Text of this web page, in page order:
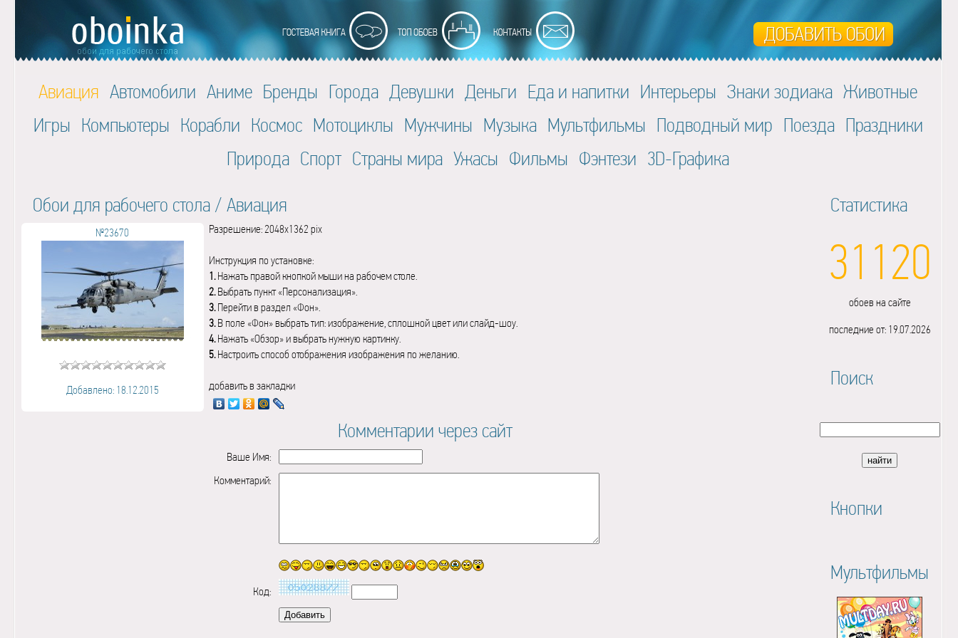
Авиация Автомобили Аниме Бренды Города Девушки Деньги Еда и напитки Интерьеры Знаки зодиака Животные
Игры Компьютеры Корабли Космос Мотоциклы Мужчины Музыка Мультфильмы Подводный мир Поезда Праздники
Природа Спорт Страны мира Ужасы Фильмы Фэнтези 3D-Графика
Обои для рабочего стола/ Авиация
№23670
Добавлено: 18.12.2015
Разрешение: 2048x1362 pix
Инструкция по установке:
1.Нажать правой кнопкой мыши на рабочем столе.
2.Выбрать пункт «Персонализация».
3.Перейти в раздел «Фон».
3.В поле «Фон» выбрать тип: изображение, сплошной цвет или слайд-шоу.
4.Нажать «Обзор» и выбрать нужную картинку.
5.Настроить способ отображения изображения по желанию.
добавить в закладки
Комментарии через сайт
Ваше Имя:
Комментарий:
Код:
Статистика
31120
обоев на сайте
последние от: 19.07.2026
Поиск
Кнопки
Мультфильмы